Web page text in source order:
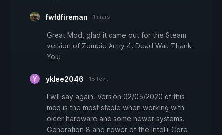
fwfdfireman 1 mars
Great Mod, glad it came out for the Steam
version of Zombie Army 4: Dead War. Thank
You!
yklee2046 18 févr.
I will say again. Version 02/05/2020 of this
mod is the most stable when working with
older hardware and some newer systems.
Generation 8 and newer of the Intel i-Core